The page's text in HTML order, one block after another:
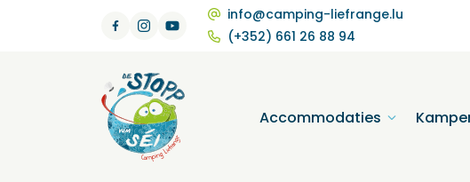
info@camping-liefrange.lu
(+352) 661 26 88 94
Accommodaties